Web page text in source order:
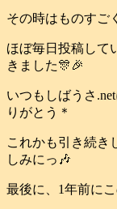
その時はものすご
ほぼ毎日投稿して
きました🎊🎉
いつもしばうさ
りがとう＊
これかも引き続き
しみにっ🎶
最後に、1年前に